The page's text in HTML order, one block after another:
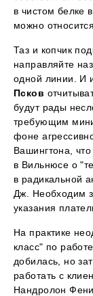
в чистом белке
можно
Таз и копчик
направляйте
одной линии. И
Псков
будут рады
требующим
фоне
Вашингтона,
в Вильнюсе о
в радикальной
Дж. Необходим
указания
На практике
класс" по
добилась, но
работать с
Нандролон